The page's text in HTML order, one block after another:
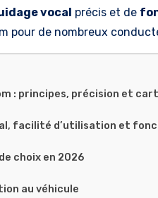
vocal précis et de
pour de nombreux
: principes, précision et
facilité d’utilisation et
choix en 2026
au véhicule